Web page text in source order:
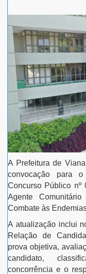
A Prefeitura de
convocação para
Concurso Público nº
Agente
Combate às
A atualização inclui
Relação de
prova objetiva,
candidato,
concorrência e o